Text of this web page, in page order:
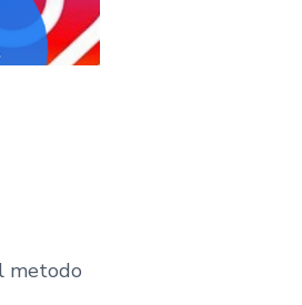
metodo